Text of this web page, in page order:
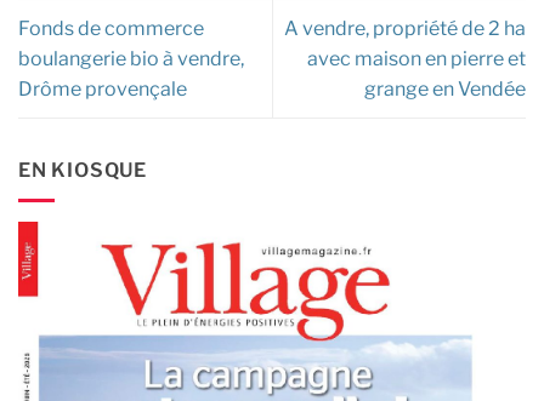
Fonds de commerce
boulangerie bio à vendre,
Drôme provençale
A vendre, propriété de 2 ha
avec maison en pierre et
grange en Vendée
EN KIOSQUE